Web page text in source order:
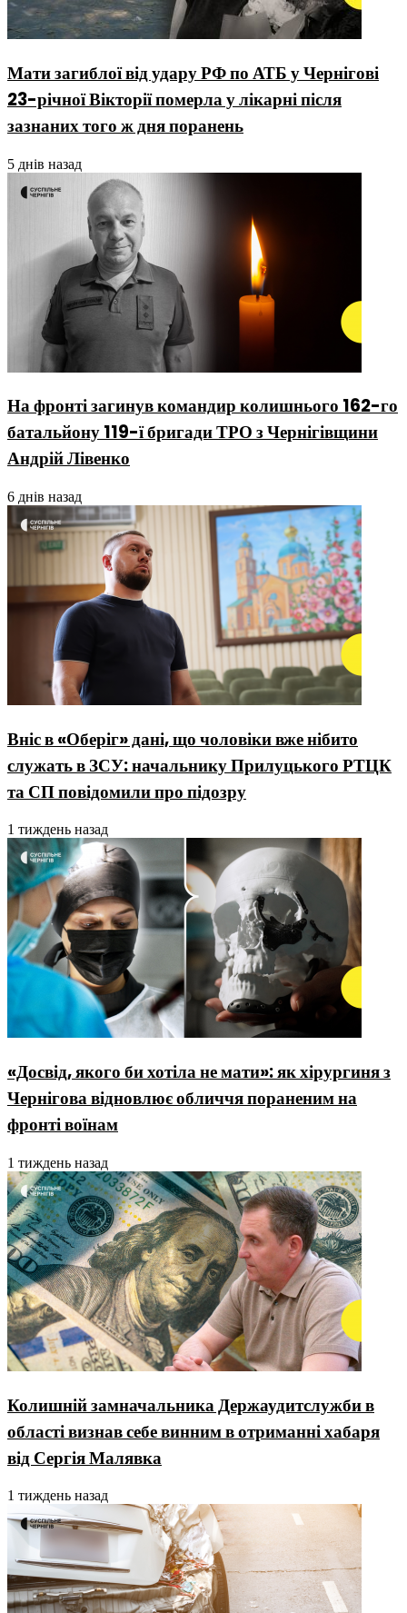
Мати загиблої від удару РФ по АТБ у Чернігові
23-річної Вікторії померла у лікарні після
зазнаних того ж дня поранень
5 днів назад
На фронті загинув командир колишнього 162-го
батальйону 119-ї бригади ТРО з Чернігівщини
Андрій Лівенко
6 днів назад
Вніс в «Оберіг» дані, що чоловіки вже нібито
служать в ЗСУ: начальнику Прилуцького РТЦК
та СП повідомили про підозру
1 тиждень назад
«Досвід, якого би хотіла не мати»: як хірургиня з
Чернігова відновлює обличчя пораненим на
фронті воїнам
1 тиждень назад
Колишній замначальника Держаудитслужби в
області визнав себе винним в отриманні хабаря
від Сергія Малявка
1 тиждень назад